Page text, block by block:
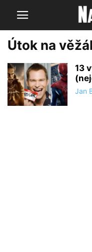
Útok na
13
Jan